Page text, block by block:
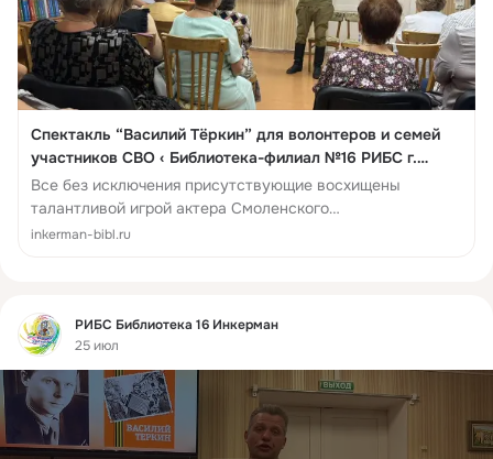
Спектакль “Василий Тёркин” для волонтеров и семей
участников СВО ‹ Библиотека-филиал №16 РИБС г.
Севастополя
Все без исключения присутствующие восхищены
талантливой игрой актера Смоленского
государственного академического драматического
inkerman-bibl.ru
Фид
РИБС Библиотека 16 Инкерман
25 июл